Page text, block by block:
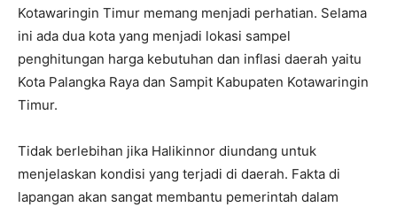
Kotawaringin Timur memang menjadi perhatian. Selama
ini ada dua kota yang menjadi lokasi sampel
penghitungan harga kebutuhan dan inflasi daerah yaitu
Kota Palangka Raya dan Sampit Kabupaten Kotawaringin
Timur.
Tidak berlebihan jika Halikinnor diundang untuk
menjelaskan kondisi yang terjadi di daerah. Fakta di
lapangan akan sangat membantu pemerintah dalam